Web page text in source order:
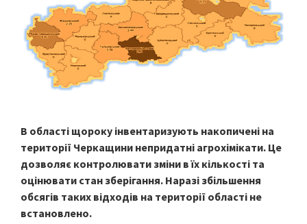
В області щороку інвентаризують накопичені на
території Черкащини непридатні агрохімікати. Це
дозволяє контролювати зміни в їх кількості та
оцінювати стан зберігання. Наразі збільшення
обсягів таких відходів на території області не
встановлено.